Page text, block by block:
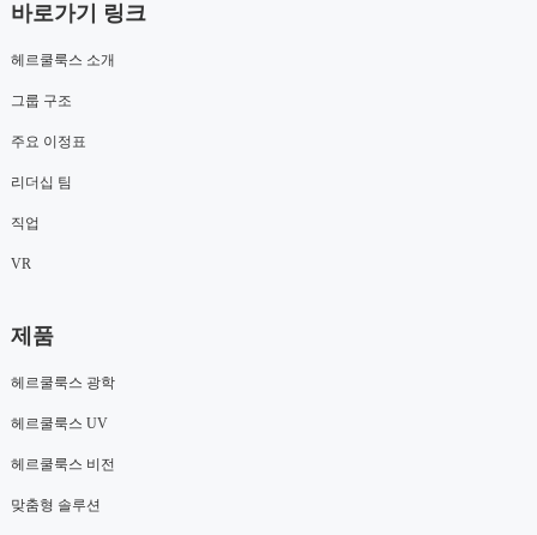
바로가기 링크
헤르쿨룩스 소개
그룹 구조
주요 이정표
리더십 팀
직업
VR
제품
헤르쿨룩스 광학
헤르쿨룩스 UV
헤르쿨룩스 비전
맞춤형 솔루션